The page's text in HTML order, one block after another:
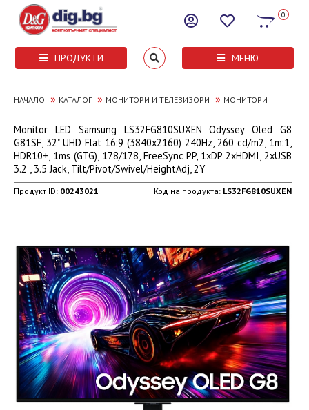
0
ПРОДУКТИ МЕНЮ
НАЧАЛО » КАТАЛОГ » МОНИТОРИ И ТЕЛЕВИЗОРИ » МОНИТОРИ
Monitor LED Samsung LS32FG810SUXEN Odyssey Oled G8
G81SF, 32" UHD Flat 16:9 (3840x2160) 240Hz, 260 cd/m2, 1m:1,
HDR10+, 1ms (GTG), 178/178, FreeSync PP, 1xDP 2xHDMI, 2xUSB
3.2 , 3.5 Jack, Tilt/Pivot/Swivel/HeightAdj, 2Y
Продукт ID: 00243021 Код на продукта: LS32FG810SUXEN